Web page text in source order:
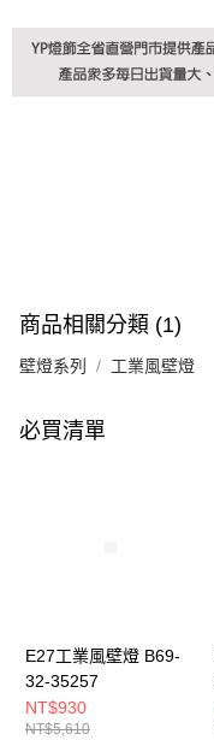
商品相關分類 (1)
壁燈系列 工業風壁燈
必買清單
E27工業風壁燈 B69-
32-35257
NT$930
NT$5,610